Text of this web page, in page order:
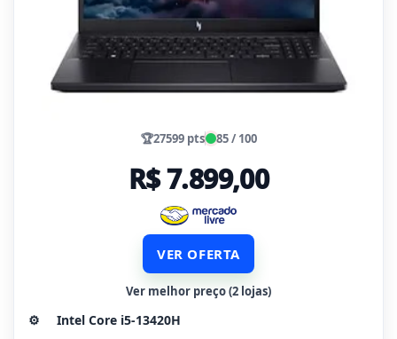
🏆27599 pts 85 / 100
R$ 7.899,00
VER OFERTA
Ver melhor preço (2 lojas)
⚙️
Intel Core i5-13420H